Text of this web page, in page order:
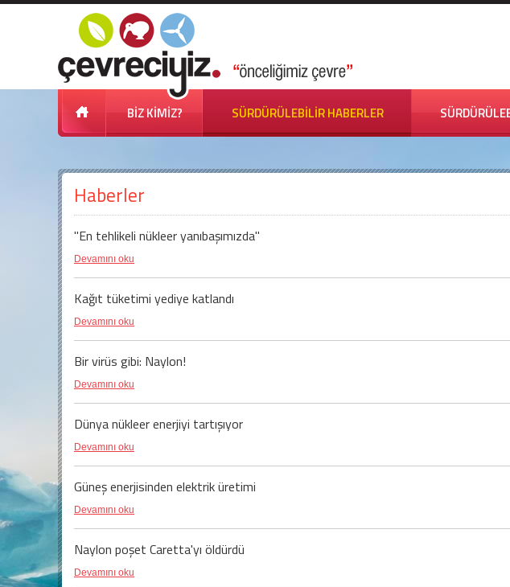
BİZ KİMİZ? SÜRDÜRÜLEBİLİR HABERLER
Haberler
"En tehlikeli nükleer yanıbaşımızda"
Devamını oku
Kağıt tüketimi yediye katlandı
Devamını oku
Bir virüs gibi: Naylon!
Devamını oku
Dünya nükleer enerjiyi tartışıyor
Devamını oku
Güneş enerjisinden elektrik üretimi
Devamını oku
Naylon poşet Caretta'yı öldürdü
Devamını oku